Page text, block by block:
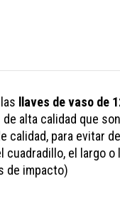
llaves de vaso de
de alta calidad que
calidad, para evitar
el largo
de impacto)